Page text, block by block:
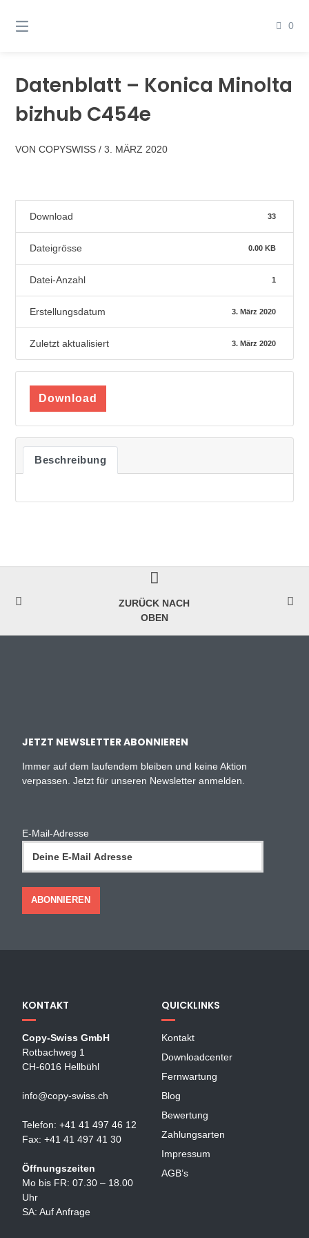
zum
0
Datenblatt – Konica Minolta
bizhub C454e
VONCOPYSWISS / 3. MÄRZ 2020
Download 33
Dateigrösse 0.00 KB
Datei-Anzahl 1
Erstellungsdatum 3. März 2020
Zuletzt aktualisiert 3. März 2020
Download
Beschreibung
ZURÜCK NACH
OBEN
JETZT NEWSLETTER ABONNIEREN
Immer auf dem laufendem bleiben und keine Aktion
verpassen. Jetzt für unseren Newsletter anmelden.
E-Mail-Adresse
KONTAKT
Copy-Swiss GmbH
Rotbachweg 1
CH-6016 Hellbühl
info@copy-swiss.ch
Telefon: +41 41 497 46 12
Fax: +41 41 497 41 30
Öffnungszeiten
Mo bis FR: 07.30 – 18.00
Uhr
SA: Auf Anfrage
QUICKLINKS
Kontakt
Downloadcenter
Fernwartung
Blog
Bewertung
Zahlungsarten
Impressum
AGB’s